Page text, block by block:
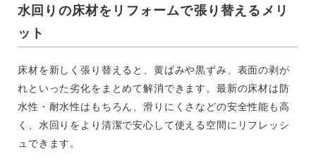
水回りの床材をリフォームで張り替えるメリ
ット
床材を新しく張り替えると、黄ばみや黒ずみ、表面の剥が
れといった劣化をまとめて解消できます。最新の床材は防
水性・耐水性はもちろん、滑りにくさなどの安全性能も高
く、水回りをより清潔で安心して使える空間にリフレッシ
ュできます。